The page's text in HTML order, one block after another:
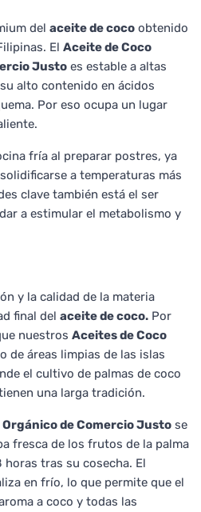
del aceite de coco obtenido
El Aceite de Coco
Justo es estable a altas
alto contenido en ácidos
Por eso ocupa un lugar
fría al preparar postres, ya
a temperaturas más
clave también está el ser
a estimular el metabolismo y
y la calidad de la materia
final del aceite de coco. Por
nuestros Aceites de Coco
de áreas limpias de las islas
el cultivo de palmas de coco
una larga tradición.
de Comercio Justo se
fresca de los frutos de la palma
tras su cosecha. El
en frío, lo que permite que el
a coco y todas las